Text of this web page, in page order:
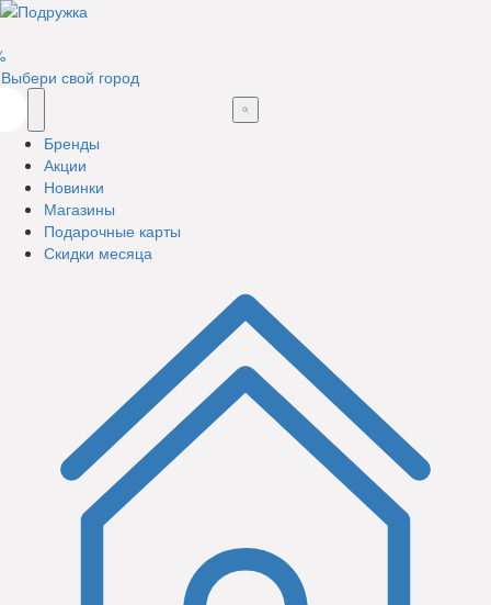
Выбери свой город
Бренды
Акции
Новинки
Магазины
Подарочные карты
Скидки месяца